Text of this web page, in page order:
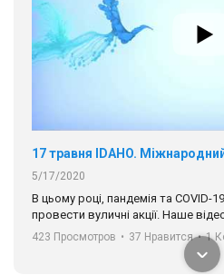
5/17/2020
В цьому році, пандемія та
провести вуличні акції. Наше
навіть коли ми у різних містах та
разом. Ми закликаємо всіх хто
солідарності, приєднатися до нас.
423 Просмотров • 37 Нравится • 1